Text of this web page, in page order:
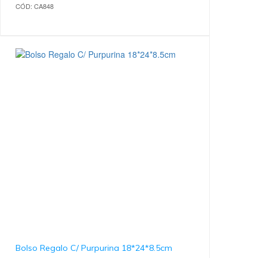
CÓD: CA848
Bolso Regalo C/ Purpurina 18*24*8.5cm